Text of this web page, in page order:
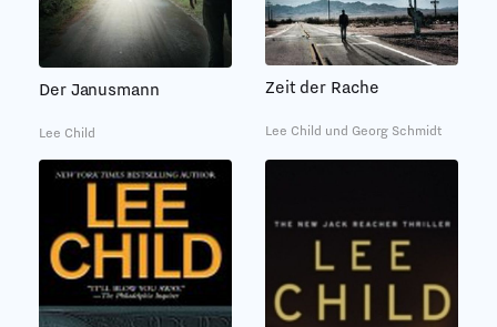
Der Janusmann
Lee Child
Zeit der Rache
Lee Child und Georg Schmidt